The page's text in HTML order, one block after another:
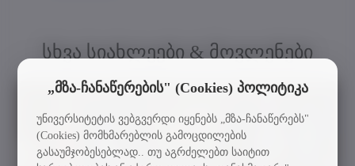
სხვა სიახლეები & მოვლენები
„მზა-ჩანაწერების" (Cookies) პოლიტიკა
უნივერსიტეტის ვებგვერდი იყენებს „მზა-ჩანაწერებს"
(Cookies) მომხმარებლის გამოცდილების
გასაუმჯობესებლად.. თუ აგრძელებთ საიტით